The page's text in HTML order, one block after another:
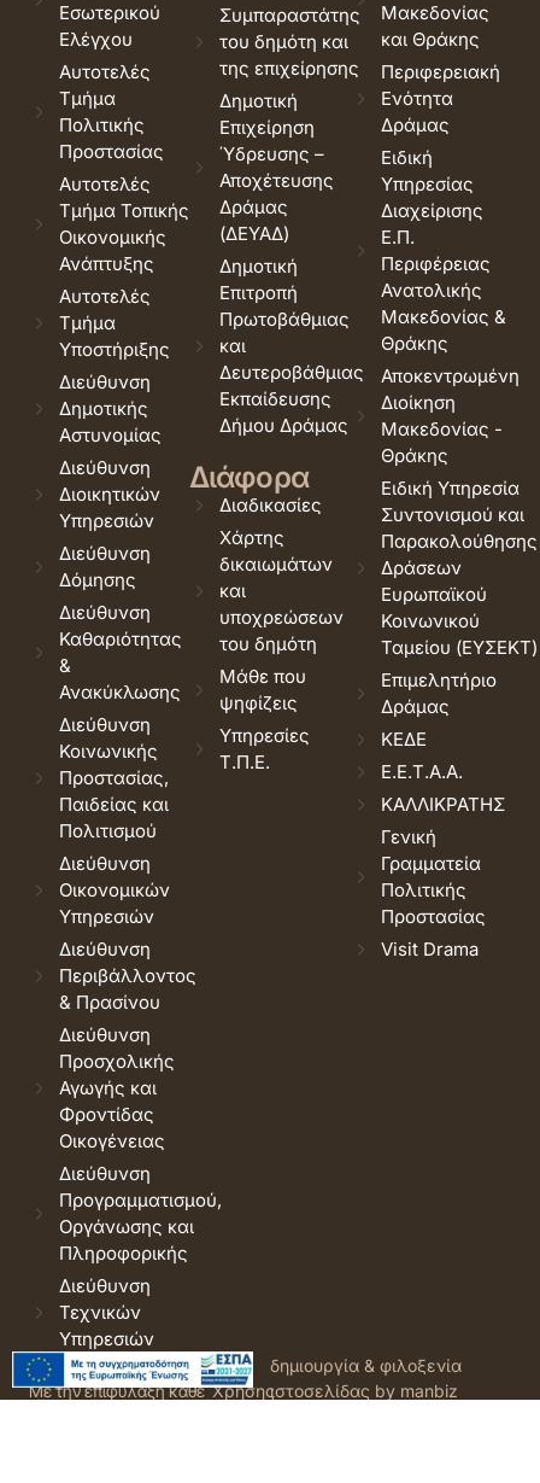
Εσωτερικού
Ελέγχου
Αυτοτελές
Τμήμα
Πολιτικής
Προστασίας
Αυτοτελές
Τμήμα Τοπικής
Οικονομικής
Ανάπτυξης
Αυτοτελές
Τμήμα
Υποστήριξης
Διεύθυνση
Δημοτικής
Αστυνομίας
Διεύθυνση
Διοικητικών
Υπηρεσιών
Διεύθυνση
Δόμησης
Διεύθυνση
Καθαριότητας
&
Ανακύκλωσης
Διεύθυνση
Κοινωνικής
Προστασίας,
Παιδείας και
Πολιτισμού
Διεύθυνση
Οικονομικών
Υπηρεσιών
Διεύθυνση
Περιβάλλοντος
& Πρασίνου
Διεύθυνση
Προσχολικής
Αγωγής και
Φροντίδας
Οικογένειας
Διεύθυνση
Προγραμματισμού,
Οργάνωσης και
Πληροφορικής
Διεύθυνση
Τεχνικών
Υπηρεσιών
Συμπαραστάτης
του δημότη και
της επιχείρησης
Δημοτική
Επιχείρηση
Ύδρευσης –
Αποχέτευσης
Δράμας
(ΔΕΥΑΔ)
Δημοτική
Επιτροπή
Πρωτοβάθμιας
και
Δευτεροβάθμιας
Εκπαίδευσης
Δήμου Δράμας
Διάφορα
Διαδικασίες
Χάρτης
δικαιωμάτων
και
υποχρεώσεων
του δημότη
Μάθε που
ψηφίζεις
Υπηρεσίες
Τ.Π.Ε.
Μακεδονίας
και Θράκης
Περιφερειακή
Ενότητα
Δράμας
Ειδική
Υπηρεσίας
Διαχείρισης
Ε.Π.
Περιφέρειας
Ανατολικής
Μακεδονίας &
Θράκης
Αποκεντρωμένη
Διοίκηση
Μακεδονίας -
Θράκης
Ειδική Υπηρεσία
Συντονισμού και
Παρακολούθησης
Δράσεων
Ευρωπαϊκού
Κοινωνικού
Ταμείου (ΕΥΣΕΚΤ)
Επιμελητήριο
Δράμας
ΚΕΔΕ
Ε.Ε.Τ.Α.Α.
ΚΑΛΛΙΚΡΑΤΗΣ
Γενική
Γραμματεία
Πολιτικής
Προστασίας
Visit Drama
© 2026 Δήμος Δράμας.
Με την επιφύλαξη κάθε
Όροι
Χρήσης
δημιουργία & φιλοξενία
ιστοσελίδας by manbiz